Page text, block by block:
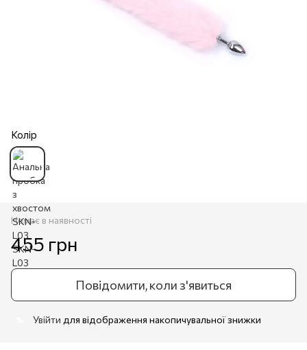
Колір
Немає в наявності
455 грн
Повідомити, коли з'явиться
Увійти для відображення накопичувальної знижки